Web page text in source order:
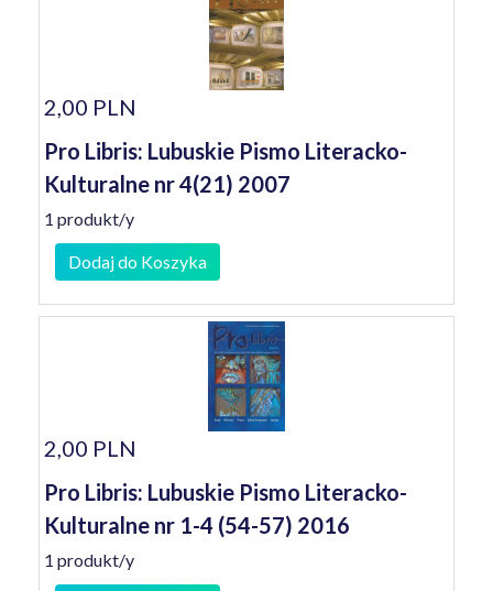
2,00 PLN
Pro Libris: Lubuskie Pismo Literacko-
Kulturalne nr 4(21) 2007
1 produkt/y
Dodaj do Koszyka
2,00 PLN
Pro Libris: Lubuskie Pismo Literacko-
Kulturalne nr 1-4 (54-57) 2016
1 produkt/y